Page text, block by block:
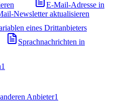
E-Mail-Adresse in
Newsletter aktualisieren
eines Drittanbieters
Sprachnachrichten in
1
Anbieter1